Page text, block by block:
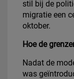
stil bij de
migratie een
oktober.
Hoe de
Nadat de
was